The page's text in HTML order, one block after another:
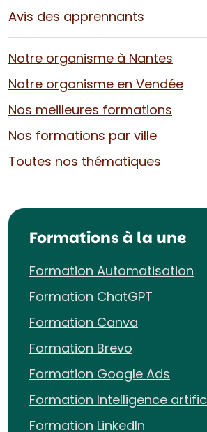
Avis des apprennants
Notre organisme à Nantes
Notre organisme en Vendée
Nos meilleures formations
Nos formations par ville
Toutes nos thématiques
Formations à la une
Formation Automatisation
Formation ChatGPT
Formation Canva
Formation Brevo
Formation Google Ads
Formation Intelligence
Formation LinkedIn